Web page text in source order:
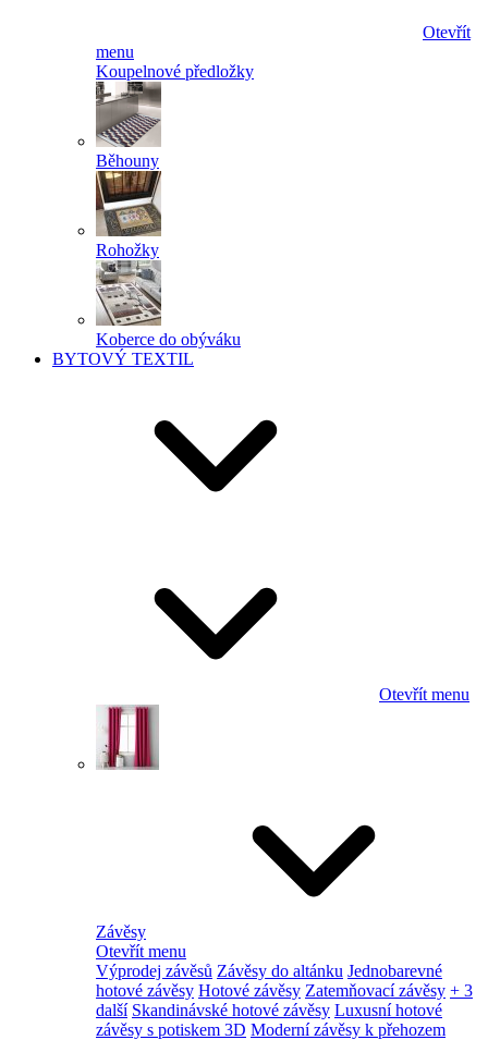
Otevřít
menu
Koupelnové předložky
Běhouny
Rohožky
Koberce do obýváku
BYTOVÝ TEXTIL
Otevřít menu
Závěsy
Otevřít menu
Výprodej závěsů Závěsy do altánku Jednobarevné
hotové závěsy Hotové závěsy Zatemňovací závěsy + 3
další Skandinávské hotové závěsy Luxusní hotové
závěsy s potiskem 3D Moderní závěsy k přehozem